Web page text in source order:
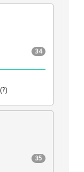
34
35